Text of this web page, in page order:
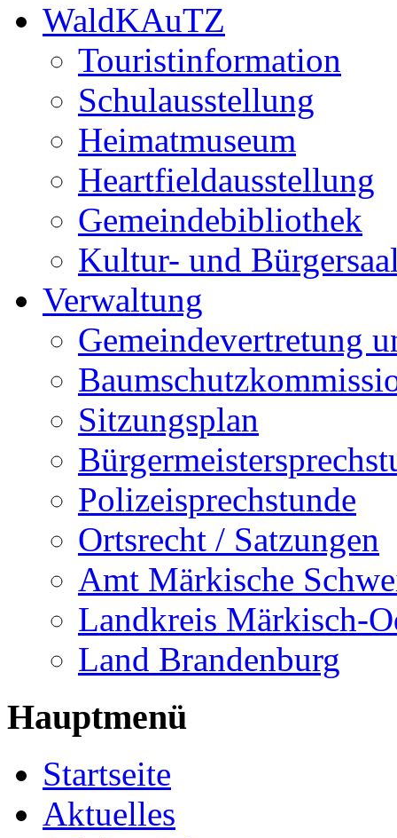
WaldKAuTZ
Touristinformation
Schulausstellung
Heimatmuseum
Heartfieldausstellung
Gemeindebibliothek
Kultur- und
Verwaltung
Gemeindevertretung
Sitzungsplan
Polizeisprechstunde
Ortsrecht / Satzungen
Amt Märkische
Landkreis Märkisch-
Land Brandenburg
Hauptmenü
Startseite
Aktuelles